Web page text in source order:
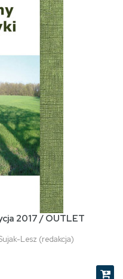
2017 / OUTLET
Lesz (redakcja)